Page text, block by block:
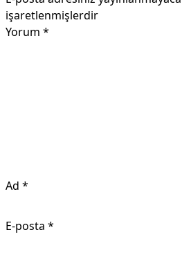
işaretlenmişlerdir
Yorum *
Ad *
E-posta *